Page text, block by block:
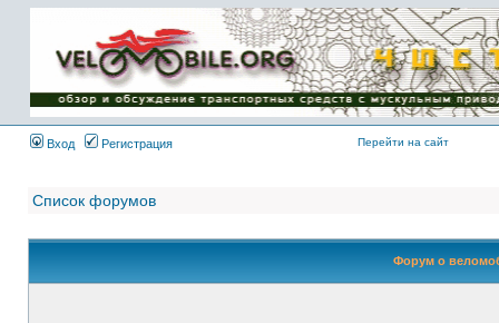
Имя пользователя:
Пароль:
{ LOG_ME_IN_SHORT
}
Вход
Регистрация Перейти на сайт
Список форумов
Форум о